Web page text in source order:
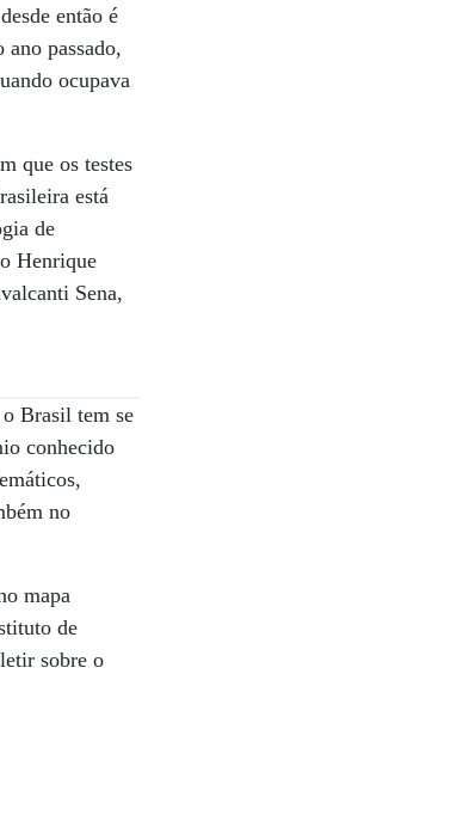
então é
passado,
ocupava
que os testes
está
de
Henrique
Sena,
Brasil tem se
conhecido
no
mapa
de
sobre o